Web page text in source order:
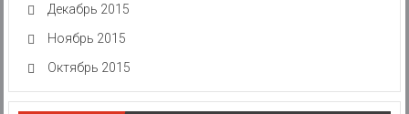
Декабрь 2015
Ноябрь 2015
Октябрь 2015